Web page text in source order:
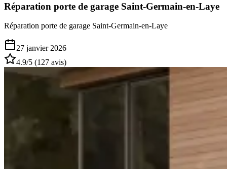
Réparation porte de garage Saint-Germain-en-Laye
Réparation porte de garage Saint-Germain-en-Laye
27 janvier 2026
4.9/5 (127 avis)